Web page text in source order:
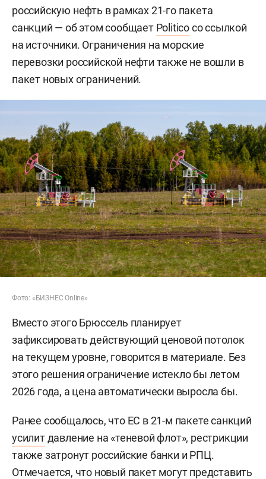
российскую нефть в рамках 21-го пакета
санкций — об этом сообщает Politicoсо ссылкой
на источники. Ограничения на морские
перевозки российской нефти также не вошли в
пакет новых ограничений.
Фото: «БИЗНЕС Online»
Вместо этого Брюссель планирует
зафиксировать действующий ценовой потолок
на текущем уровне, говорится в материале. Без
этого решения ограничение истекло бы летом
2026 года, а цена автоматически выросла бы.
Ранее сообщалось, что ЕС в 21-м пакете санкций
усилитдавление на «теневой флот», рестрикции
также затронут российские банки и РПЦ.
Отмечается, что новый пакет могут представить